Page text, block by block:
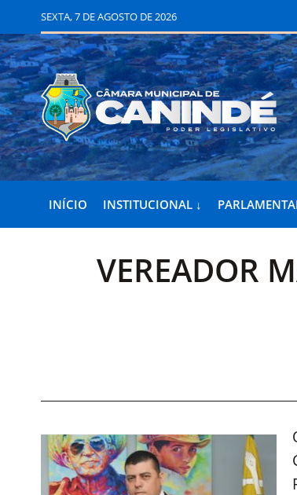
SEXTA, 7 DE AGOSTO DE 2026
INÍCIO INSTITUCIONAL ↓
VEREADOR